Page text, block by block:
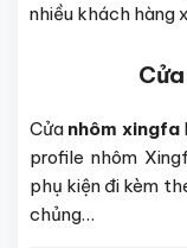
nhiều khách hàng
Cửa nhôm xingfa
profile nhôm
phụ kiện đi kèm
chủng…